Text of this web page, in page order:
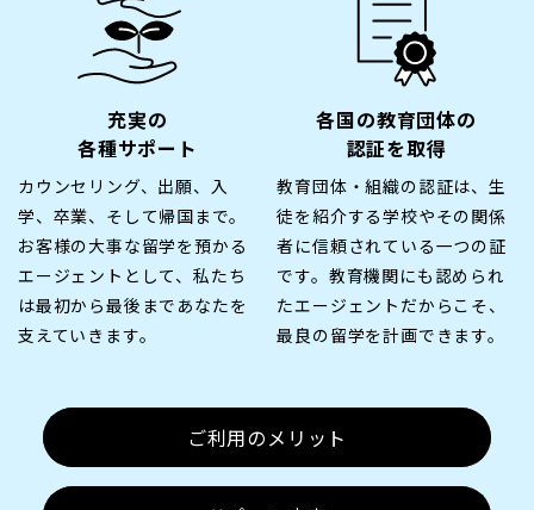
充実の
各種サポート
カウンセリング、出願、入
学、卒業、そして帰国まで。
お客様の大事な留学を預かる
エージェントとして、私たち
は最初から最後まであなたを
支えていきます。
各国の教育団体の
認証を取得
教育団体・組織の認証は、生
徒を紹介する学校やその関係
者に信頼されている一つの証
です。教育機関にも認められ
たエージェントだからこそ、
最良の留学を計画できます。
ご利用のメリット